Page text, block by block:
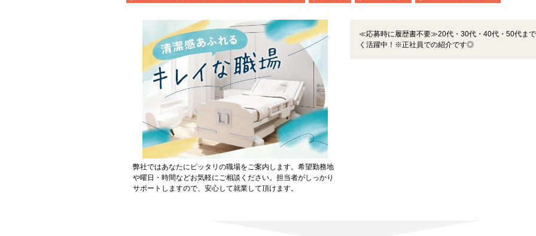
弊社ではあなたにピッタリの職場をご案内します。希望勤務地
や曜日・時間などお気軽にご相談ください。担当者がしっかり
サポートしますので、安心して就業して頂けます。
≪応募時に履歴書不要≫20代・30代・40代・50代ま
く活躍中！※正社員での紹介です◎